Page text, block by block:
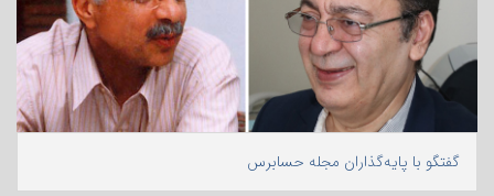
گفتگو با پایه‌گذاران مجله حسابرس